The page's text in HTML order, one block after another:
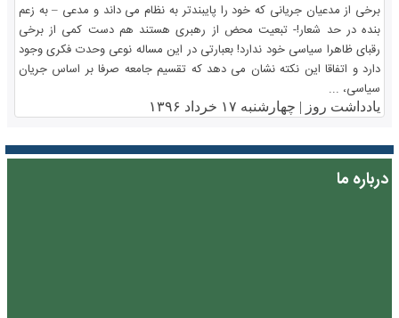
برخی از مدعیان جریانی که خود را پایبندتر به نظام می داند و مدعی – به زعم
بنده در حد شعار!- تبعیت محض از رهبری هستند هم دست کمی از برخی
رقبای ظاهرا سیاسی خود ندارد! بعبارتی در این مساله نوعی وحدت فکری وجود
دارد و اتفاقا این نکته نشان می دهد که تقسیم جامعه صرفا بر اساس جریان
سیاسی، ...
یادداشت روز | چهارشنبه ۱۷ خرداد ۱۳۹۶
درباره ما